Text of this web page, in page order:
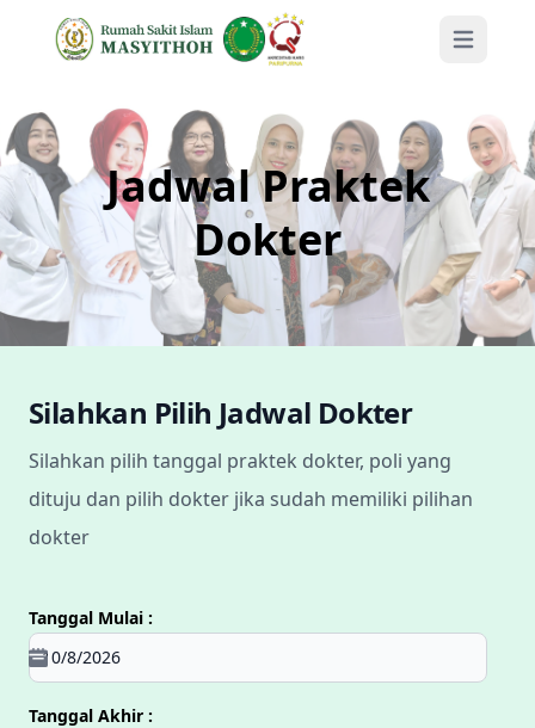
Open
Jadwal Praktek
Dokter
Silahkan Pilih Jadwal Dokter
Silahkan pilih tanggal praktek dokter, poli yang
dituju dan pilih dokter jika sudah memiliki pilihan
dokter
Tanggal Mulai :
Tanggal Akhir :